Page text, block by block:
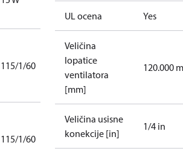
115/1/60
115/1/60
UL ocena Yes
Veličina
lopatice
ventilatora
[mm]
120.000
Veličina usisne
konekcije [in]
1/4 in